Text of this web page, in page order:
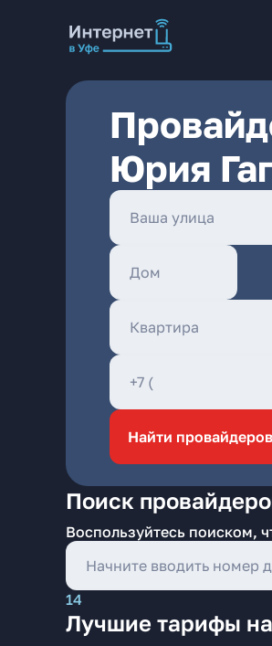
Юрия
Найти провайдеров
Поиск
Воспользуйтесь поиском,
14
Лучшие тарифы